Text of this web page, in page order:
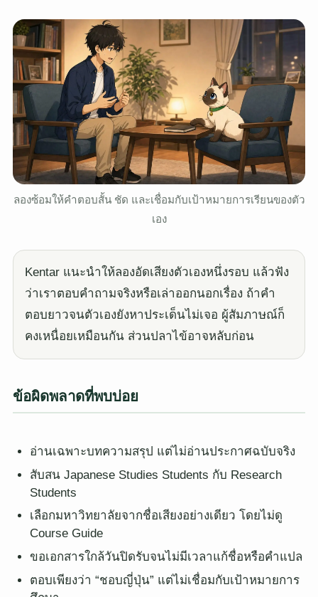
ลองซ้อมให้คำตอบสั้น ชัด และเชื่อมกับเป้าหมายการเรียนของตัว
เอง
Kentar แนะนำให้ลองอัดเสียงตัวเองหนึ่งรอบ แล้วฟัง
ว่าเราตอบคำถามจริงหรือเล่าออกนอกเรื่อง ถ้าคำ
ตอบยาวจนตัวเองยังหาประเด็นไม่เจอ ผู้สัมภาษณ์ก็
คงเหนื่อยเหมือนกัน ส่วนปลาไข้อาจหลับก่อน
ข้อผิดพลาดที่พบบ่อย
อ่านเฉพาะบทความสรุป แต่ไม่อ่านประกาศฉบับจริง
สับสน Japanese Studies Students กับ Research
Students
เลือกมหาวิทยาลัยจากชื่อเสียงอย่างเดียว โดยไม่ดู
Course Guide
ขอเอกสารใกล้วันปิดรับจนไม่มีเวลาแก้ชื่อหรือคำแปล
ตอบเพียงว่า “ชอบญี่ปุ่น” แต่ไม่เชื่อมกับเป้าหมายการ